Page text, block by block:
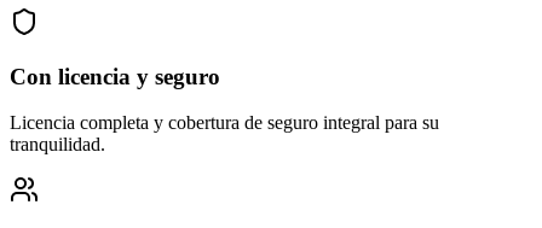
Con licencia y seguro
Licencia completa y cobertura de seguro integral para su
tranquilidad.